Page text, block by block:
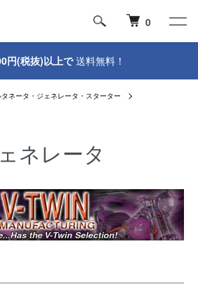
0
円(税抜)以上で送料無料！
ネータ・ジェネレータ・スターター
ネレータ